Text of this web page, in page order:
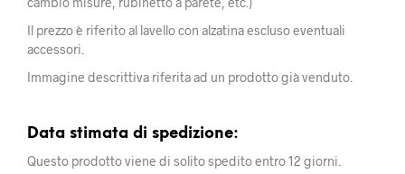
Il prezzo è riferito al lavello con alzatina escluso eventuali
accessori.
Immagine descrittiva riferita ad un prodotto già venduto.
Data stimata di spedizione:
Questo prodotto viene di solito spedito entro 12 giorni.